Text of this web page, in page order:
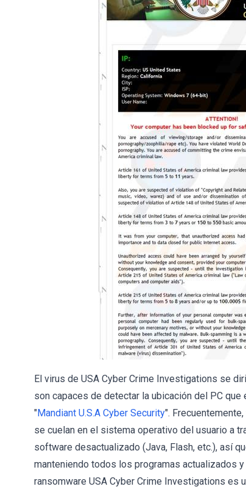
El virus de USA Cyber Crime Investigations se
son capaces de detectar la ubicación del PC
"Mandiant U.S.A Cyber Security".
se cuelan en el sistema operativo del usuario a
software desactualizado (Java, Flash, etc.), así
manteniendo todos los programas actualizados
ransomware USA Cyber Crime Investigations es